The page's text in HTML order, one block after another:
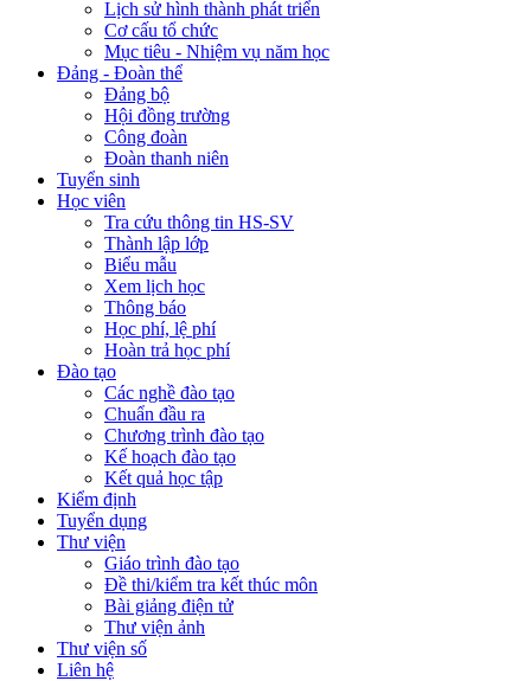
Lịch sử hình thành phát triển
Cơ cấu tổ chức
Mục tiêu - Nhiệm vụ năm học
Đảng - Đoàn thể
Đảng bộ
Hội đồng trường
Công đoàn
Đoàn thanh niên
Tuyển sinh
Học viên
Tra cứu thông tin HS-SV
Thành lập lớp
Biểu mẫu
Xem lịch học
Thông báo
Học phí, lệ phí
Hoàn trả học phí
Đào tạo
Các nghề đào tạo
Chuẩn đầu ra
Chương trình đào tạo
Kế hoạch đào tạo
Kết quả học tập
Kiểm định
Tuyển dụng
Thư viện
Giáo trình đào tạo
Đề thi/kiểm tra kết thúc môn
Bài giảng điện tử
Thư viện ảnh
Thư viện số
Liên hệ